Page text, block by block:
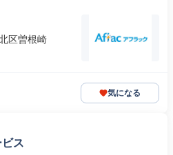
区曽根崎
気になる
ス